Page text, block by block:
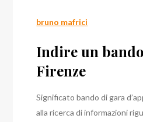
bruno mafrici
Indire un
Firenze
Significato bando di gara
alla ricerca di informazioni